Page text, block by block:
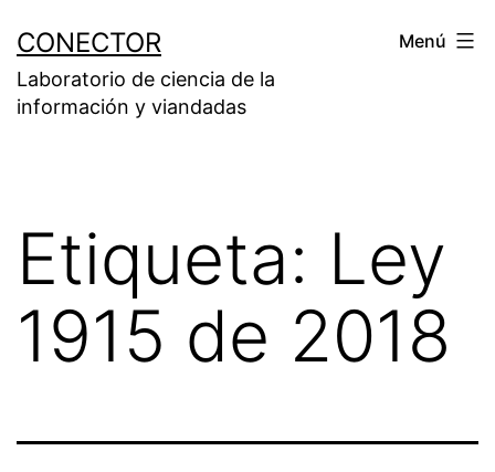
contenido
CONECTOR
Laboratorio de ciencia de la
información y viandadas
Menú
Etiqueta: Ley
1915 de 2018